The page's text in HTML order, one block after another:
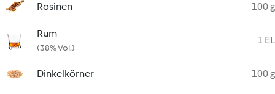
Rosinen 100 g
Rum
(38% Vol.)
1 EL
Dinkelkörner 100 g